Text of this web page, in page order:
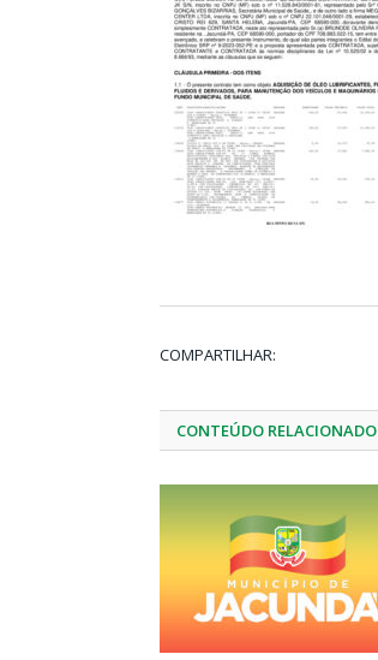
COMPARTILHAR:
CONTEÚDO RELACIONADO